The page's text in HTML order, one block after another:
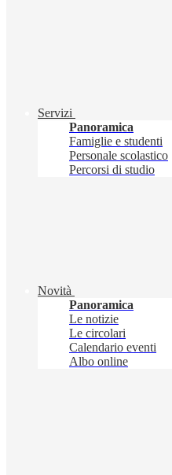
Servizi
Panoramica
Famiglie e studenti
Personale scolastico
Percorsi di studio
Novità
Panoramica
Le notizie
Le circolari
Calendario eventi
Albo online